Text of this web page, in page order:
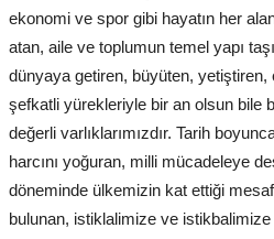
ekonomi ve spor gibi hayatın her
atan, aile ve toplumun temel yapı
dünyaya getiren, büyüten,
şefkatli yürekleriyle bir an olsun bile
değerli varlıklarımızdır. Tarih
harcını yoğuran, milli mücadeleye
döneminde ülkemizin kat ettiği
bulunan, istiklalimize ve